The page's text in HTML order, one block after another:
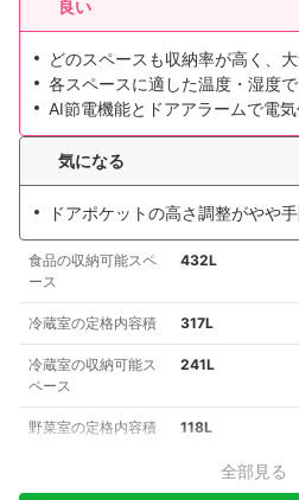
良い
どのスペースも収納率が高く、
各スペースに適した温度・湿度
AI節電機能とドアアラームで電
気になる
ドアポケットの高さ調整がやや
食品の収納可能スペ
ース
432L
冷蔵室の定格内容積 317L
冷蔵室の収納可能ス
ペース
241L
野菜室の定格内容積 118L
全部見る